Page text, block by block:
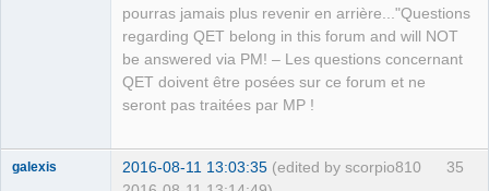
pourras jamais plus revenir en arrière..."Questions
regarding QET belong in this forum and will NOT
be answered via PM! – Les questions concernant
QET doivent être posées sur ce forum et ne
seront pas traitées par MP !
35
galexis 2016-08-11 13:03:35 (edited by scorpio810